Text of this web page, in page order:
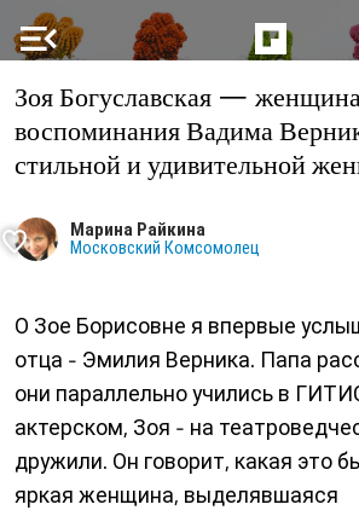
menu_open
Зоя Богуславская —
воспоминания Вадима
стильной и удивительной
Марина Райкина
Московский Комсомолец
О Зое Борисовне я впервые
отца - Эмилия Верника. Папа
они параллельно учились в
актерском, Зоя - на
дружили. Он говорит, какая это
яркая женщина, выделявшаяся